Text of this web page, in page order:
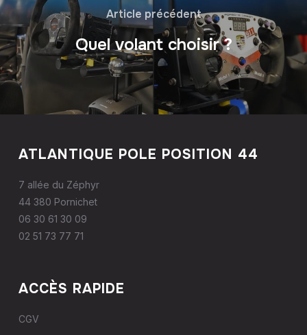
Article précédent
Quel volant choisir ?
ATLANTIQUE POLE POSITION 44
7 allée du Zéphyr
44 380 Pornichet
06 30 61 30 09
02 51 73 77 71
ACCÈS RAPIDE
CGV